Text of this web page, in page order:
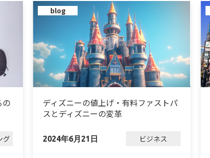
グ
blog
ディズニーの値上げ・有料ファストパ
スとディズニーの変革
2024年6月21日 ビジネス